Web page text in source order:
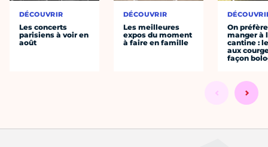
DÉCOUVRIR
Les concerts
parisiens à voir en
août
DÉCOUVRIR
Les meilleures
expos du moment
à faire en famille
On préfère
manger à
cantine :
aux
façon